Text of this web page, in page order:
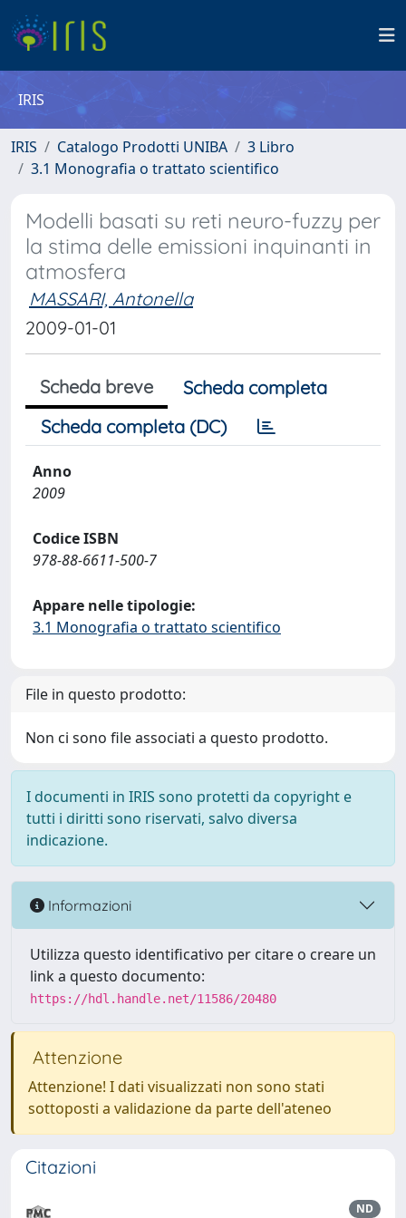
IRIS
IRIS Catalogo Prodotti UNIBA
3 Libro
3.1 Monografia o trattato scientifico
Modelli basati su reti neuro-fuzzy per
la stima delle emissioni inquinanti in
atmosfera
MASSARI, Antonella
2009-01-01
Scheda breve
Scheda completa
Scheda completa (DC)
Anno
2009
Codice ISBN
978-88-6611-500-7
Appare nelle tipologie:
3.1 Monografia o trattato scientifico
File in questo prodotto:
Non ci sono file associati a questo prodotto.
I documenti in IRIS sono protetti da copyright e
tutti i diritti sono riservati, salvo diversa
indicazione.
Informazioni
Utilizza questo identificativo per citare o creare un
link a questo documento:
https://hdl.handle.net/11586/20480
Attenzione
Attenzione! I dati visualizzati non sono stati
sottoposti a validazione da parte dell'ateneo
Citazioni
ND